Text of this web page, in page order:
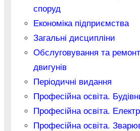
споруд
Економіка підприємства
Загальні дисципліни
Обслуговування та ремонт
двигунів
Періодичні видання
Професійна освіта.
Професійна освіта.
Професійна освіта.